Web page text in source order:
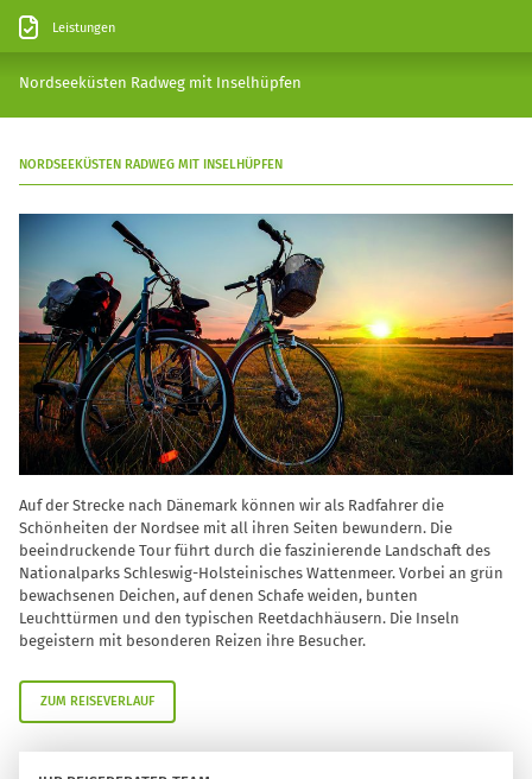
Leistungen
Nordseeküsten Radweg mit Inselhüpfen
NORDSEEKÜSTEN RADWEG MIT INSELHÜPFEN
Auf der Strecke nach Dänemark können wir als Radfahrer die
Schönheiten der Nordsee mit all ihren Seiten bewundern. Die
beeindruckende Tour führt durch die faszinierende Landschaft des
Nationalparks Schleswig-Holsteinisches Wattenmeer. Vorbei an grün
bewachsenen Deichen, auf denen Schafe weiden, bunten
Leuchttürmen und den typischen Reetdachhäusern. Die Inseln
begeistern mit besonderen Reizen ihre Besucher.
ZUM REISEVERLAUF